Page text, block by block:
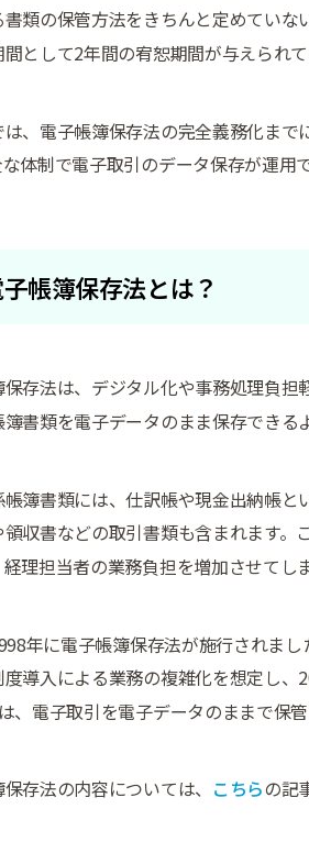
書類の保管方法をきちんと定めてい
として2年間の宥恕期間が与えられて
、電子帳簿保存法の完全義務化ま
体制で電子取引のデータ保存が運用
帳簿保存法とは？
保存法は、デジタル化や事務処理負
書類を電子データのまま保存できる
帳簿書類には、仕訳帳や現金出納帳
領収書などの取引書類も含まれます
理担当者の業務負担を増加させてし
年に電子帳簿保存法が施行されま
度導入による業務の複雑化を想定し
、電子取引を電子データのままで保
存法の内容については、 こちらの記